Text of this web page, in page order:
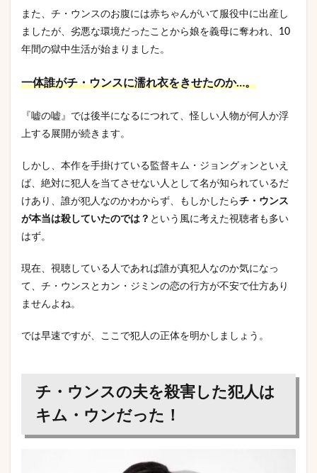
また、チ・ウンスのお腹には赤ちゃんがいて服役中に出産し
ましたが、劣悪な環境だったことから娘を義母に奪われ、10
年間の獄中生活が始まりました。
一体誰がチ・ウンスに濡れ衣をきせたのか…。
『嘘の嘘』では後半になるにつれて、怪しい人物が何人か浮
上する展開が続きます。
しかし、本作を手掛けている監督キム・ジョングォンといえ
ば、絶対に犯人を当てさせない人として名が知られているだ
けあり、誰が犯人なのかわからず、もしかしたらチ・ウンス
が本当は殺していたのでは？ という風に考えた視聴者も多い
はず。
現在、視聴している人であれば誰が真犯人なのか気になっ
て、チ・ウンスとカン・ジミンの恋の行方が不安で仕方あり
ませんよね。
では早速ですが、ここで犯人の正体を明かしましょう。
チ・ウンスの夫を殺害した犯人は
キム・ウンだった！